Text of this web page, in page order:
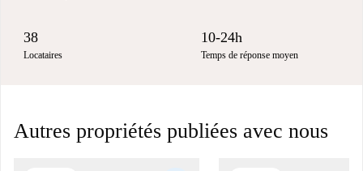
38
Locataires
10-24h
Temps de réponse moyen
Autres propriétés publiées avec nous